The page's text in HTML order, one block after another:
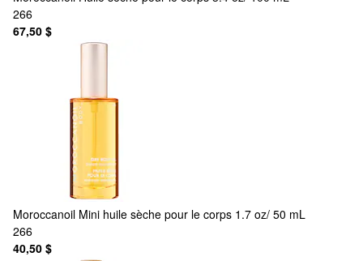
266
67,50 $
Moroccanoil Mini huile sèche pour le corps 1.7 oz/ 50 mL
266
40,50 $